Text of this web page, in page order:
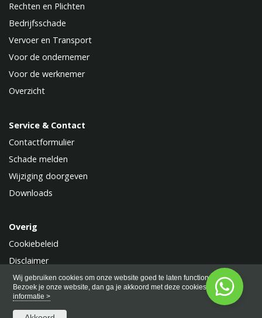
Wij gebruiken cookies om onze website goed te laten functioneren.
Bezoek je onze website, dan ga je akkoord met deze cookies.
Meer
informatie >
Rechten en Plichten
Bedrijfsschade
Vervoer en Transport
Voor de ondernemer
Voor de werknemer
Overzicht
Service & Contact
Contactformulier
Schade melden
Wijziging doorgeven
Downloads
Overig
Cookiebeleid
Disclaimer
Privacy